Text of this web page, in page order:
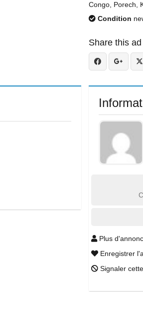
Congo, Porech,
Condition
Share this ad
Plus
Enregistrer
Signaler